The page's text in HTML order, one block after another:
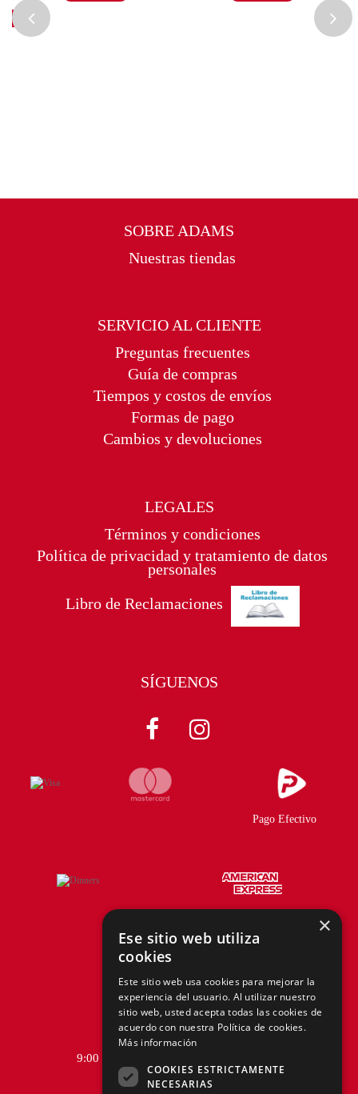
SOBRE ADAMS
Nuestras tiendas
SERVICIO AL CLIENTE
Preguntas frecuentes
Guía de compras
Tiempos y costos de envíos
Formas de pago
Cambios y devoluciones
LEGALES
Términos y condiciones
Política de privacidad y tratamiento de datos
personales
Libro de Reclamaciones
SÍGUENOS
Pago Efectivo
Telf.: +51 940 167 890
hola@tiendasadams.com.pe
9:00 a.m. a 6:00 p.m. de Lunes a Viernes
×
Ese sitio web utiliza
cookies
Este sitio web usa cookies para mejorar la
experiencia del usuario. Al utilizar nuestro
sitio web, usted acepta todas las cookies de
acuerdo con nuestra Política de cookies.
Más información
COOKIES ESTRICTAMENTE
NECESARIAS